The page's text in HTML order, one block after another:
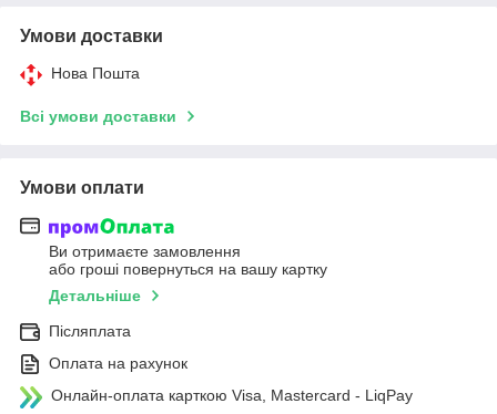
Умови доставки
Нова Пошта
Всі умови доставки
Умови оплати
Ви отримаєте замовлення
або гроші повернуться на вашу картку
Детальніше
Післяплата
Оплата на рахунок
Онлайн-оплата карткою Visa, Mastercard - LiqPay